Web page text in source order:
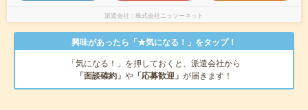
派遣会社 株式会社ニッソーネット
興味があったら「★気になる！」をタップ！
「気になる！」を押しておくと、派遣会社から
「面談確約」 や 「応募歓迎」 が届きます！